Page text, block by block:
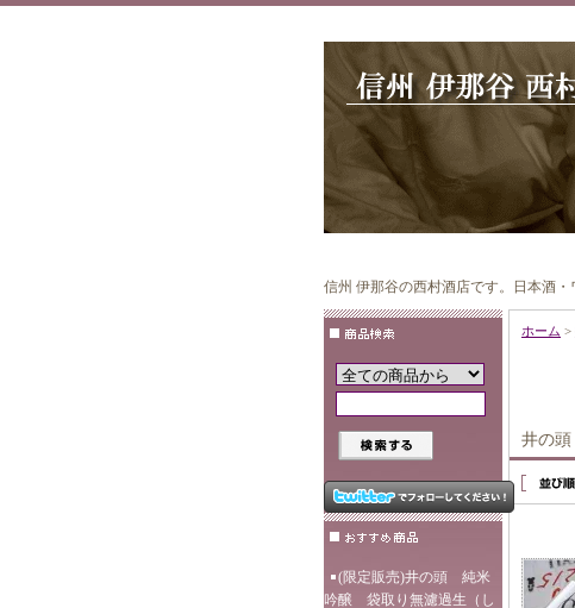
信州 伊那谷の西村酒店です。日本酒
(限定販売)井の頭 純米
吟醸 袋取り無濾過生（し
ホーム >
井の頭